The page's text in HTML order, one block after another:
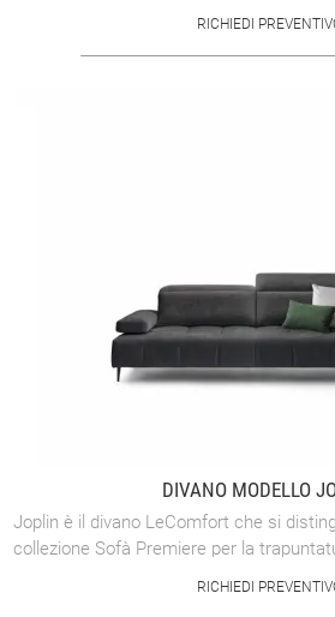
RICHIEDI
DIVANO MODELLO
Joplin è il divano LeComfort che si
collezione Sofà Premiere per la
RICHIEDI